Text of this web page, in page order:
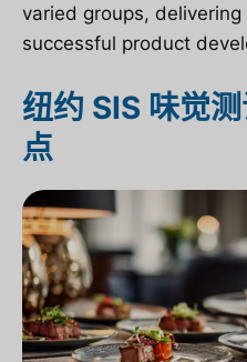
varied groups,
successful product
纽约 SIS 味觉
点